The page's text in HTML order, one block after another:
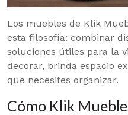
Los muebles de Klik
esta filosofía: combinar
soluciones útiles para la
decorar, brinda espacio
que necesites organizar.
Cómo Klik